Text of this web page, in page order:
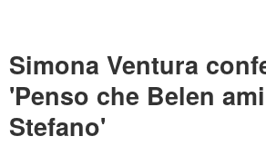
Simona Ventura
'Penso che Belen
Stefano'